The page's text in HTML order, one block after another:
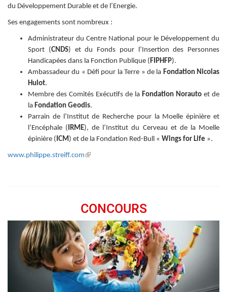
du Développement Durable et de l’Energie.
Ses engagements sont nombreux :
Administrateur du Centre National pour le Développement du
Sport (CNDS) et du Fonds pour l’Insertion des Personnes
Handicapées dans la Fonction Publique (FIPHFP).
Ambassadeur du « Défi pour la Terre » de la Fondation Nicolas
Hulot.
Membre des Comités Exécutifs de la Fondation Norauto et de
la Fondation Geodis.
Parrain de l’Institut de Recherche pour la Moelle épinière et
l’Encéphale (IRME), de l’Institut du Cerveau et de la Moelle
épinière (ICM) et de la Fondation Red-Bull « Wings for Life ».
www.philippe.streiff.com (link
CONCOURS